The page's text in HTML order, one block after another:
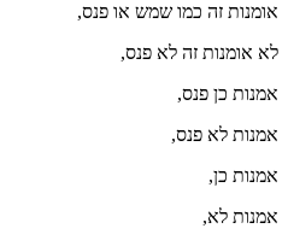
אומנות זה כמו שמש או פנס,
לא אומנות זה לא פנס,
אמנות כן פנס,
אמנות לא פנס,
אמנות כן,
אמנות לא,